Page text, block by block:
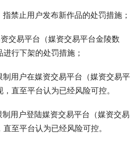
指禁止用户发布新作品的处罚措施；
交易平台（媒资交易平台金陵数
行下架的处罚措施；
制用户在媒资交易平台（媒资交易平
直至平台认为已经风险可控。
制用户登陆媒资交易平台（媒资交易
至平台认为已经风险可控。